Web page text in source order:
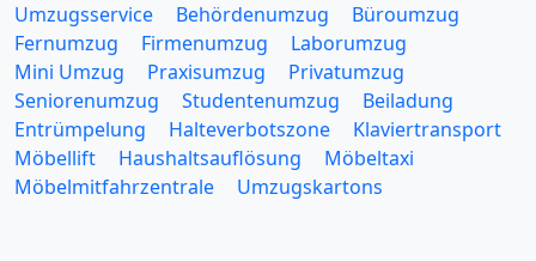
Umzugsservice Behördenumzug
Büroumzug
Fernumzug
Firmenumzug
Laborumzug
Mini Umzug
Praxisumzug
Privatumzug
Seniorenumzug
Studentenumzug
Beiladung
Entrümpelung
Halteverbotszone
Klaviertransport
Möbellift
Haushaltsauflösung
Möbeltaxi
Möbelmitfahrzentrale
Umzugskartons